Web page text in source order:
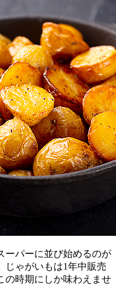
ーパーに並び始めるのが
じゃがいもは1年中販売
の時期にしか味わえませ